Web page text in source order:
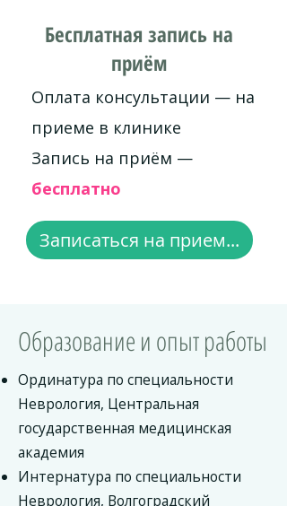
Бесплатная запись на
приём
Оплата консультации — на
приеме в клинике
Запись на приём —
бесплатно
Записаться на прием...
Образование и опыт работы
Ординатура по специальности
Неврология, Центральная
государственная медицинская
академия
Интернатура по специальности
Неврология, Волгоградский